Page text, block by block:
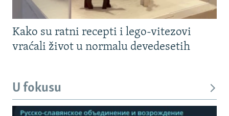
Kako su ratni recepti i lego-vitezovi
vraćali život u normalu devedesetih
U fokusu